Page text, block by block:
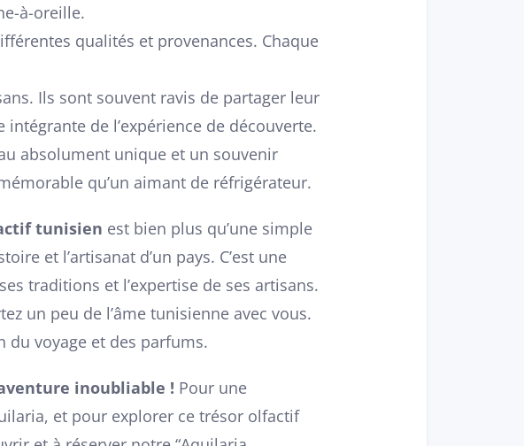
à-oreille.
qualités et provenances. Chaque
Ils sont souvent ravis de partager leur
de l’expérience de découverte.
absolument unique et un souvenir
qu’un aimant de réfrigérateur.
tunisien est bien plus qu’une simple
et l’artisanat d’un pays. C’est une
traditions et l’expertise de ses artisans.
un peu de l’âme tunisienne avec vous.
du voyage et des parfums.
inoubliable ! Pour une
et pour explorer ce trésor olfactif